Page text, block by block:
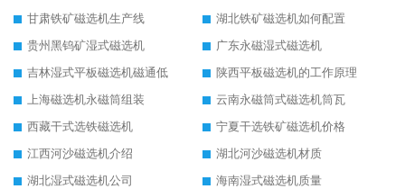
甘肃铁矿磁选机生产线
湖北铁矿磁选机如何配置
贵州黑钨矿湿式磁选机
广东永磁湿式磁选机
吉林湿式平板磁选机磁通低
陕西平板磁选机的工作原理
上海磁选机永磁筒组装
云南永磁筒式磁选机筒瓦
西藏干式选铁磁选机
宁夏干选铁矿磁选机价格
江西河沙磁选机介绍
湖北河沙磁选机材质
湖北湿式磁选机公司
海南湿式磁选机质量